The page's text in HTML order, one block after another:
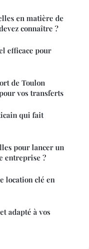
en matière de
connaître ?
efficace pour
de Toulon
vos transferts
qui fait
pour lancer un
entreprise ?
location clé en
adapté à vos